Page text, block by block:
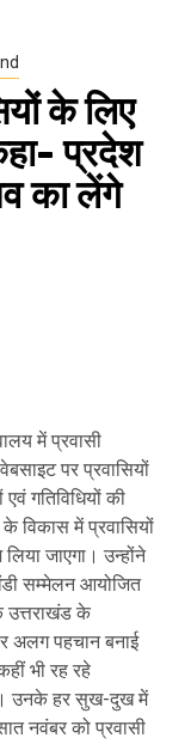
के लिए
प्रदेश
का लेंगे
में प्रवासी
पर प्रवासियों
एवं गतिविधियों की
विकास में प्रवासियों
लिया जाएगा। उन्होंने
सम्मेलन आयोजित
उत्तराखंड के
अलग पहचान बनाई
भी रह रहे
उनके हर सुख-दुख में
नवंबर को प्रवासी